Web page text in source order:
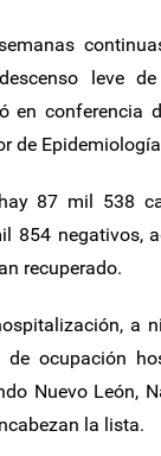
leve
en conferencia
de
87 mil 538
854 negativos,
recuperado.
a
ocupación
Nuevo León,
la lista.